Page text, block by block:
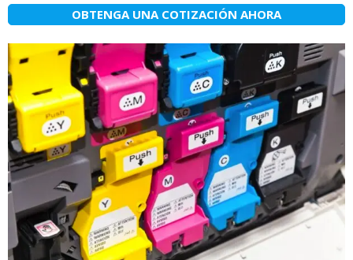
OBTENGA UNA COTIZACIÓN AHORA